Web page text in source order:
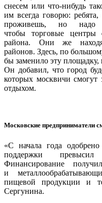
снесем или что-нибудь
им всегда говорю:
проживешь, но надо
чтобы торговые центры
района. Они же
районов. Здесь, по
бы заменило эту
Он добавил, что город
которых москвичи смогут
отдыхом.
Московские предприниматели
«С начала года
поддержки
Финансирование
и
пищевой продукции и
Сергунина.